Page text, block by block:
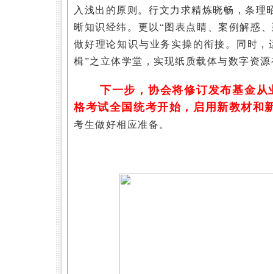
入浅出的原则。行文力求精炼晓畅，条
晰知识经纬。更以 “图表点睛、案例解惑
做好理论知识与业务实操的衔接。同时
楫”之立体学堂，实现纸质载体与数字资
下一步，协会将修订发布基金
格考试全国统考开始，启用新教材和
考生做好相应准备。